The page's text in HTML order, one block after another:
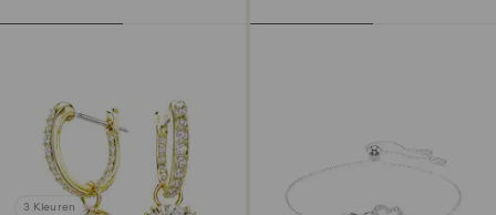
3 Kleuren